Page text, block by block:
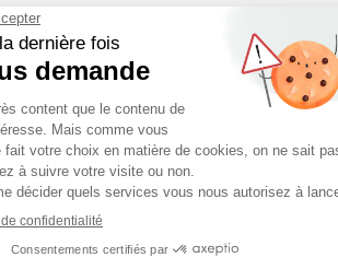
choisi d’implanter son 10ème espace de coworking.
DEVOUGE